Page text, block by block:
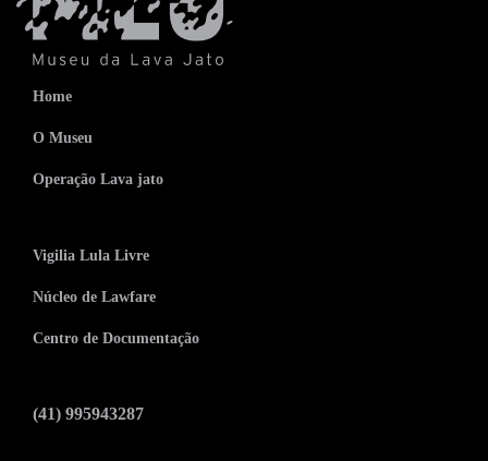
Home
O Museu
Operação Lava jato
Vigilia Lula Livre
Núcleo de Lawfare
Centro de Documentação
(41) 995943287